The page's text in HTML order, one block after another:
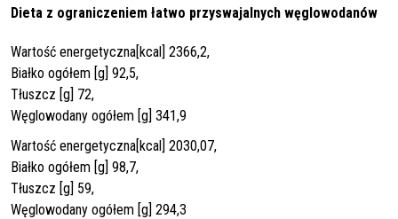
Dieta z ograniczeniem łatwo przyswajalnych węglowodanów
Wartość energetyczna[kcal] 2366,2,
Białko ogółem [g] 92,5,
Tłuszcz [g] 72,
Węglowodany ogółem [g] 341,9
Wartość energetyczna[kcal] 2030,07,
Białko ogółem [g] 98,7,
Tłuszcz [g] 59,
Węglowodany ogółem [g] 294,3